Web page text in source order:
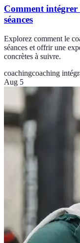
Comment
séances
Explorez comment le
séances et offrir une
concrètes à suivre.
coachingcoaching
Aug 5